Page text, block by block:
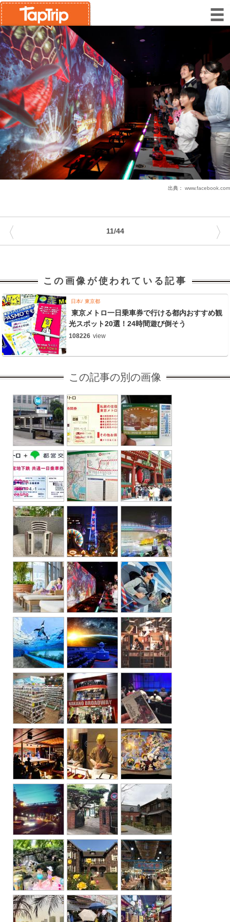
出典： www.facebook.com
11/44
〈 〉
この画像が使われている記事
日本 東京都
東京メトロ一日乗車券で行ける都内おすすめ観
光スポット20選！24時間遊び倒そう
108226 view
この記事の別の画像